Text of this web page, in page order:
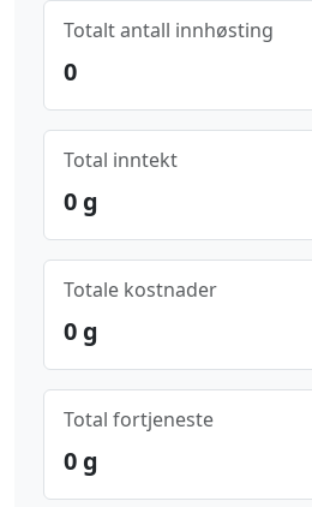
Totalt antall innhøsting
0
Total inntekt
0 g
Totale kostnader
0 g
Total fortjeneste
0 g